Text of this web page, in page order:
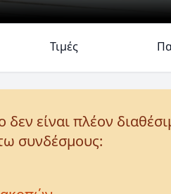
Τιμές
είναι πλέον
συνδέσμους: